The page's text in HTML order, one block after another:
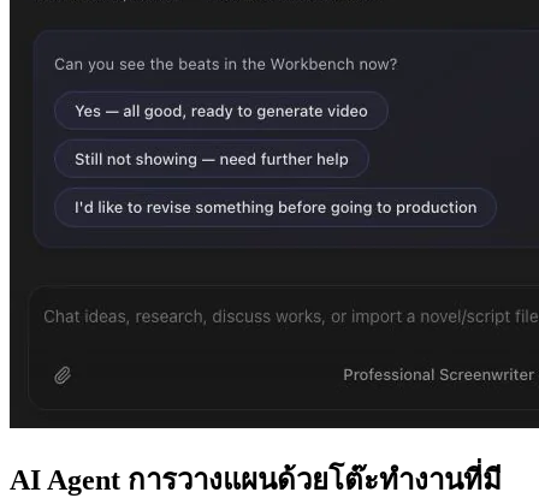
AI Agent การวางแผนด้วยโต๊ะทำงานที่มี